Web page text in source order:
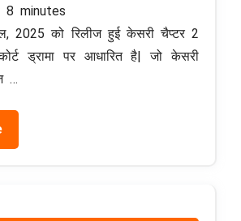
8 minutes
2025 को रिलीज हुई केसरी चैप्टर 2
ड्रामा पर आधारित है| जो केसरी
…